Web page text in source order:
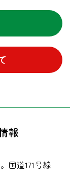
報
国道171号線